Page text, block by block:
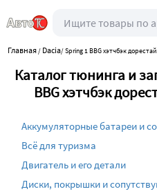
Главная/ Dacia/Spring 1 BBG хэтчбэк
Каталог тюнинга и
BBG хэтчбэк
Аккумуляторные батареи и
Всё для туризма
Двигатель и его детали
Диски, покрышки и